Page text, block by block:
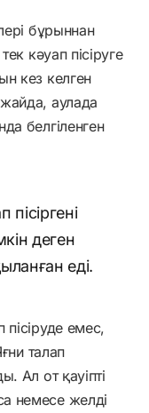
бұрыннан
кәуап пісіруге
кез келген
аулада
белгіленген
деген
еді.
емес,
талап
Ал от қауіпті
немесе желді